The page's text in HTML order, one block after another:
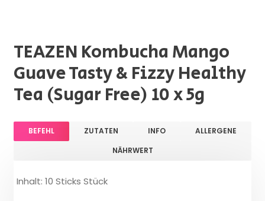
TEAZEN Kombucha Mango
Guave Tasty & Fizzy Healthy
Tea (Sugar Free) 10 x 5g
BEFEHL ZUTATEN INFO
ALLERGENE
NÄHRWERT
Inhalt: 10 Sticks Stück